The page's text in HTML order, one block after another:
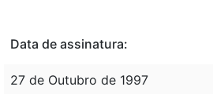
Data de assinatura:
27 de Outubro de 1997